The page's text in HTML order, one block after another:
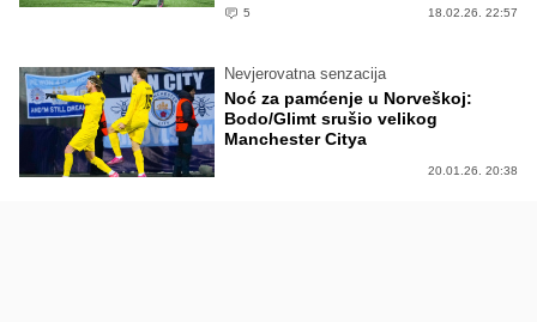
5 18.02.26. 22:57
Nevjerovatna senzacija
Noć za pamćenje u Norveškoj:
Bodo/Glimt srušio velikog
Manchester Citya
20.01.26. 20:38